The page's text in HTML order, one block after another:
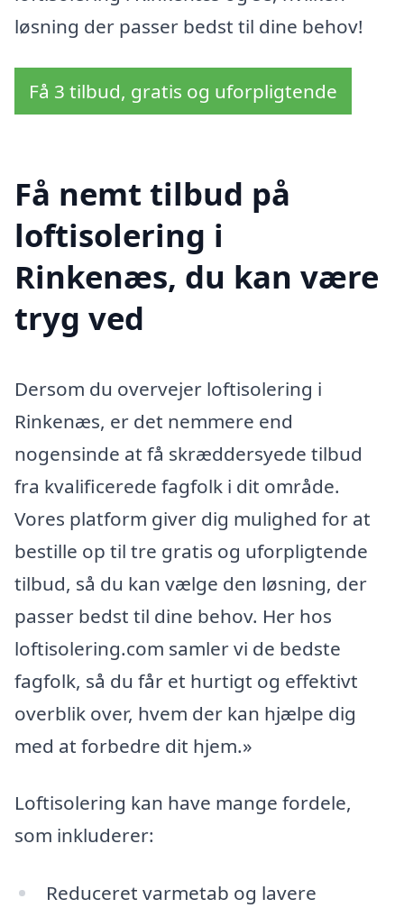
løsning der passer bedst til dine behov!
Få 3 tilbud, gratis og uforpligtende
Få nemt tilbud på
loftisolering i
Rinkenæs, du kan være
tryg ved
Dersom du overvejer loftisolering i
Rinkenæs, er det nemmere end
nogensinde at få skræddersyede tilbud
fra kvalificerede fagfolk i dit område.
Vores platform giver dig mulighed for at
bestille op til tre gratis og uforpligtende
tilbud, så du kan vælge den løsning, der
passer bedst til dine behov. Her hos
loftisolering.com samler vi de bedste
fagfolk, så du får et hurtigt og effektivt
overblik over, hvem der kan hjælpe dig
med at forbedre dit hjem.»
Loftisolering kan have mange fordele,
som inkluderer:
Reduceret varmetab og lavere